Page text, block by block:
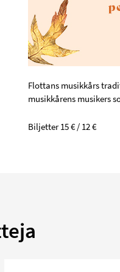
Flottans musikkårs
musikkårens musikers
Biljetter 15 € / 12 €